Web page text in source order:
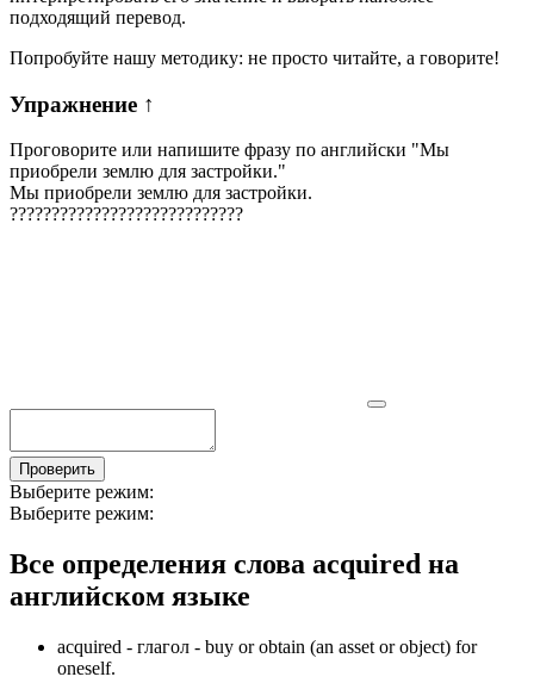
подходящий перевод.
Попробуйте нашу методику: не просто читайте, а говорите!
Упражнение ↑
Проговорите или напишите фразу по английски "Мы
приобрели землю для застройки."
Мы приобрели землю для застройки.
????????????????????????????
Проверить
Выберите режим:
Выберите режим:
Все определения слова acquired на
английском языке
acquired - глагол - buy or obtain (an asset or object) for
oneself.